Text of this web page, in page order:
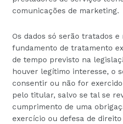
comunicações de marketing.
Os dados só serão tratados
fundamento de tratamento
de tempo previsto na
houver legítimo interesse, o
consentir ou não for
pelo titular, salvo se tal se
cumprimento de uma
exercício ou defesa de